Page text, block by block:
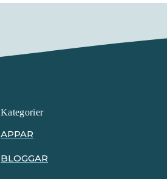
Kategorier
APPAR
BLOGGAR